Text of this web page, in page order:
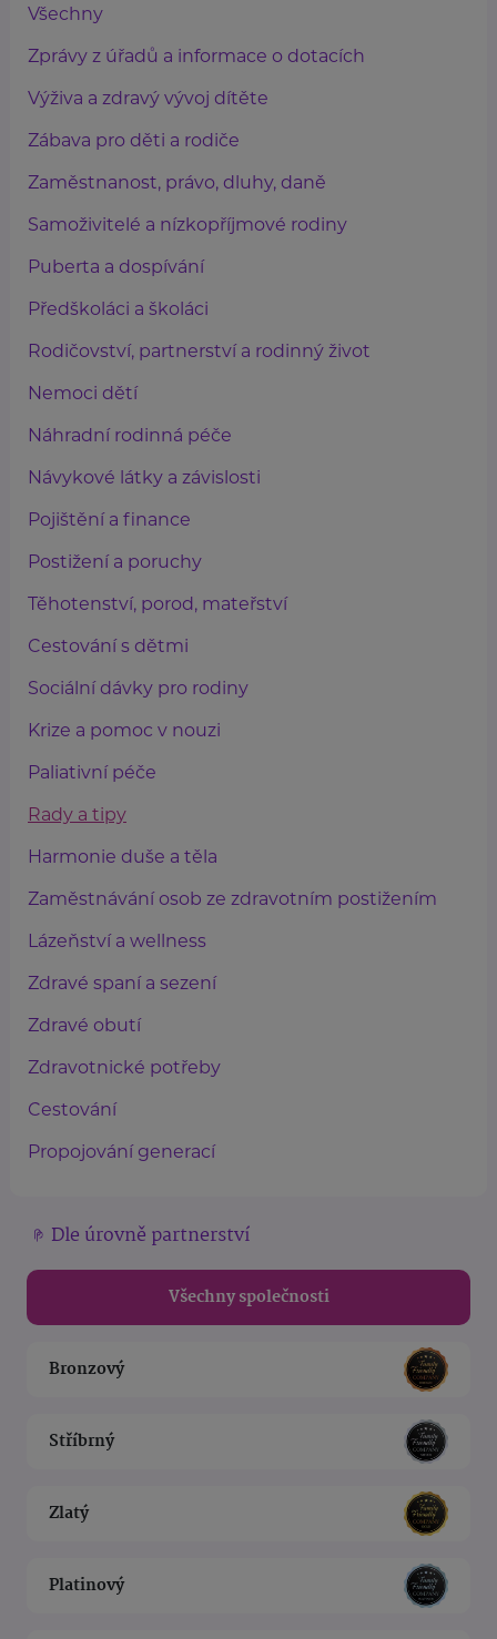
Všechny
Zprávy z úřadů a informace o dotacích
Výživa a zdravý vývoj dítěte
Zábava pro děti a rodiče
Zaměstnanost, právo, dluhy, daně
Samoživitelé a nízkopříjmové rodiny
Puberta a dospívání
Předškoláci a školáci
Rodičovství, partnerství a rodinný život
Nemoci dětí
Náhradní rodinná péče
Návykové látky a závislosti
Pojištění a finance
Postižení a poruchy
Těhotenství, porod, mateřství
Cestování s dětmi
Sociální dávky pro rodiny
Krize a pomoc v nouzi
Paliativní péče
Rady a tipy
Harmonie duše a těla
Zaměstnávání osob ze zdravotním postižením
Lázeňství a wellness
Zdravé spaní a sezení
Zdravé obutí
Zdravotnické potřeby
Cestování
Propojování generací
Dle úrovně partnerství
Všechny společnosti
Bronzový
Stříbrný
Zlatý
Platinový